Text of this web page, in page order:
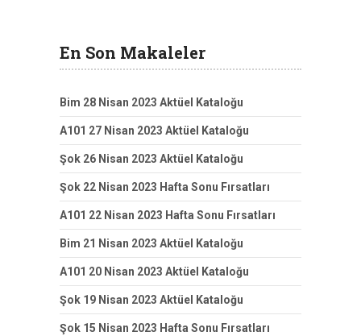
En Son Makaleler
Bim 28 Nisan 2023 Aktüel Kataloğu
A101 27 Nisan 2023 Aktüel Kataloğu
Şok 26 Nisan 2023 Aktüel Kataloğu
Şok 22 Nisan 2023 Hafta Sonu Fırsatları
A101 22 Nisan 2023 Hafta Sonu Fırsatları
Bim 21 Nisan 2023 Aktüel Kataloğu
A101 20 Nisan 2023 Aktüel Kataloğu
Şok 19 Nisan 2023 Aktüel Kataloğu
Şok 15 Nisan 2023 Hafta Sonu Fırsatları